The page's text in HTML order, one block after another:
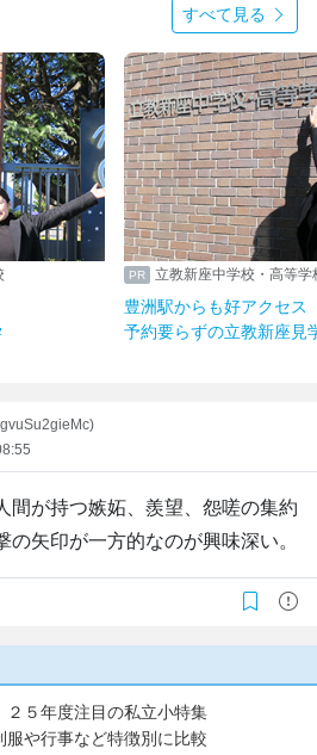
すべて見る
立教新座中学校・高等学
豊洲駅からも好アクセス
予約要らずの立教新座見
間が持つ嫉妬、羨望、怨嗟の集約
矢印が一方的なのが興味深い。